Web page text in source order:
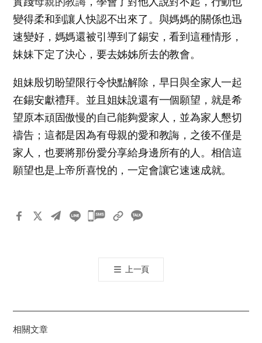
變得柔和到讓人快認不出來了。與媽媽的關係也迅
速變好，媽媽還被引導到了錫安，看到這種情形，
妹妹下定了決心，要去姊姊所去的教會。
姐妹殷切盼望限行令快點解除，早日與全家人一起
在錫安獻禮拜。並且姐妹說還有一個願望，就是希
望原本頑固傲慢的自己能夠愛家人，並為家人懇切
禱告；這都是因為有母親的愛和教誨，之後不僅是
家人，也要將那份愛分享給身邊所有的人。相信這
願望也是上帝所喜悅的，一定會讓它速速成就。
카
톡
공
기
上一頁
相關文章